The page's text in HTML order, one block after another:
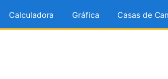
Calculadora Gráfica Casas de